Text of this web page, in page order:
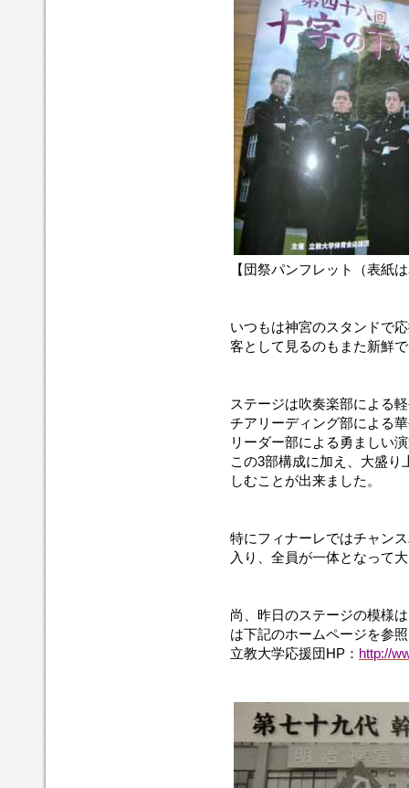
【団祭パンフレット（表紙
いつもは神宮のスタンドで
客として見るのもまた新鮮
ステージは吹奏楽部による
チアリーディング部による
リーダー部による勇ましい
この3部構成に加え、大盛
しむことが出来ました。
特にフィナーレではチャン
入り、全員が一体となって
尚、昨日のステージの模様
は下記のホームページを参
立教大学応援団HP： http://